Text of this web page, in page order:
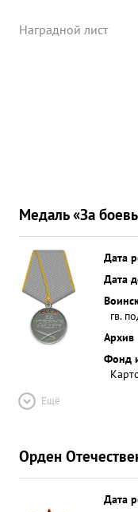
Наградной лист
Медаль «За
Дата
Дата
гв.
Архив
Фонд
Ещё
Орден
Дата